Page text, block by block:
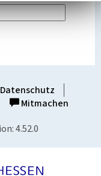
Datenschutz
Mitmachen
4.52.0